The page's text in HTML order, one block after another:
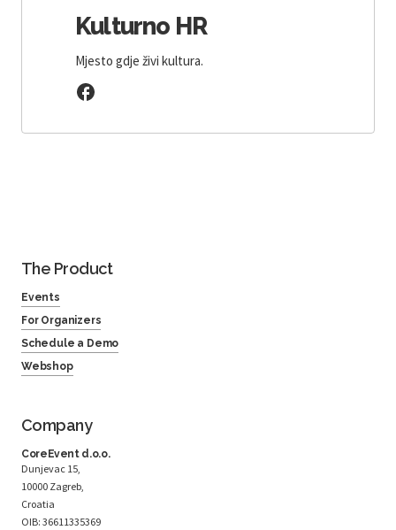
Kulturno HR
Mjesto gdje živi kultura.
The Product
Events
For Organizers
Schedule a Demo
Webshop
Company
CoreEvent d.o.o.
Dunjevac 15,
10000 Zagreb,
Croatia
OIB: 36611335369